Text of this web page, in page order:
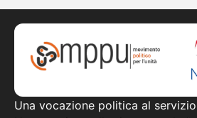
Una vocazione politica al servizio